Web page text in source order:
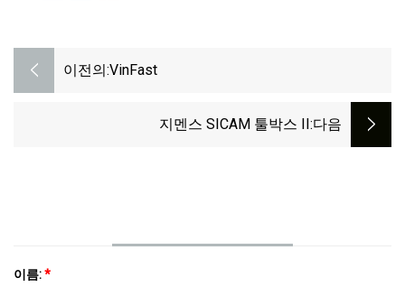
이전의:VinFast
지멘스 SICAM 툴박스 II :다음
이름:*